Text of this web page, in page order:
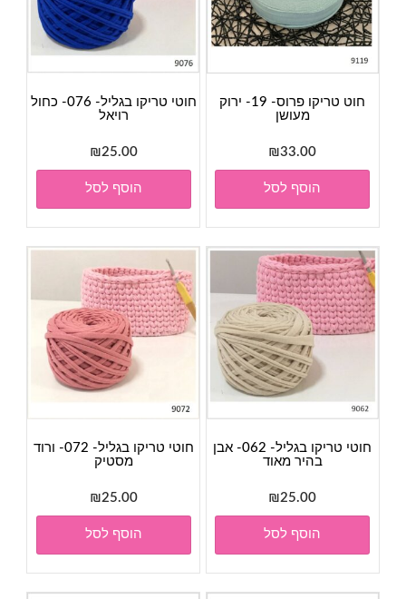
חוט טריקו פרוס- 19- ירוק
מעושן
₪33.00
הוסף לסל
חוטי טריקו בגליל- 076- כחול
רויאל
₪25.00
הוסף לסל
חוטי טריקו בגליל- 062- אבן
בהיר מאוד
₪25.00
הוסף לסל
חוטי טריקו בגליל- 072- ורוד
מסטיק
₪25.00
הוסף לסל